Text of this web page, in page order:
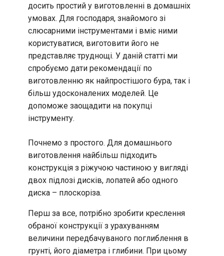
досить простий у виготовленні в домашніх
умовах. Для господаря, знайомого зі
слюсарними інструментами і вміє ними
користуватися, виготовити його не
представляє труднощі. У даній статті ми
спробуємо дати рекомендації по
виготовленню як найпростішого бура, так і
більш удосконалених моделей. Це
допоможе заощадити на покупці
інструменту.
Почнемо з простого. Для домашнього
виготовлення найбільш підходить
конструкція з ріжучою частиною у вигляді
двох підлозі дисків, лопатей або одного
диска – плоскоріза.
Перш за все, потрібно зробити креслення
обраної конструкції з урахуванням
величини передбачуваного поглиблення в
грунті, його діаметра і глибини. При цьому